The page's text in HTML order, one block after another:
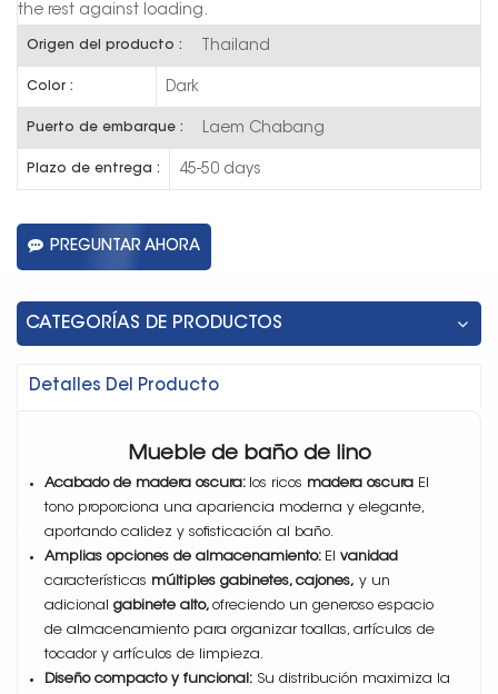
the rest against loading.
Origen del producto : Thailand
Color : Dark
Puerto de embarque : Laem Chabang
Plazo de entrega : 45-50 days
PREGUNTAR AHORA
CATEGORÍAS DE PRODUCTOS
Detalles Del Producto
Mueble de baño de lino
Acabado de madera oscura: los ricos madera oscura El
tono proporciona una apariencia moderna y elegante,
aportando calidez y sofisticación al baño.
Amplias opciones de almacenamiento: El vanidad
características múltiples gabinetes, cajones, y un
adicional gabinete alto, ofreciendo un generoso espacio
de almacenamiento para organizar toallas, artículos de
tocador y artículos de limpieza.
Diseño compacto y funcional: Su distribución maximiza la